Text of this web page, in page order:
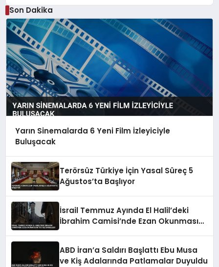
Son Dakika
Yarın Sinemalarda 6 Yeni Film İzleyiciyle
Buluşacak
Terörsüz Türkiye İçin Yasal Süreç 5
Ağustos’ta Başlıyor
İsrail Temmuz Ayında El Halil’deki
İbrahim Camisi’nde Ezan Okunmasını
ABD İran’a Saldırı Başlattı Ebu Musa
ve Kiş Adalarında Patlamalar Duyuldu